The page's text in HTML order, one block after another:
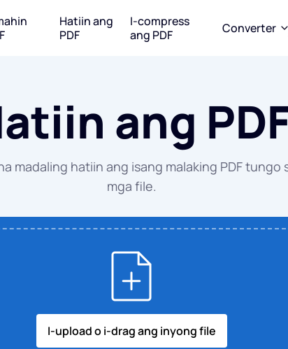
Hatiin ang
PDF
I-compress
ang PDF
Converter
sa WORD
sa JPG
WORD tungo sa PDF
EXCEL tungo sa PDF
PPT tungo sa PDF
JPG tungo sa PDF
EPUB tungo sa PDF
WORD
PDF tungo
ang
madaling hatiin ang isang malaking PDF tungo
mga file.
I-upload o i-drag ang inyong file